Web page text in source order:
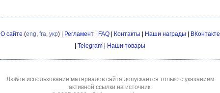
О сайте (eng, fra, укр) | Регламент| FAQ| Контакты Наши награды
ВКонтакте
Telegram Наши товары
Любое использование материалов сайта допускается только с указанием
активной ссылки на источник.